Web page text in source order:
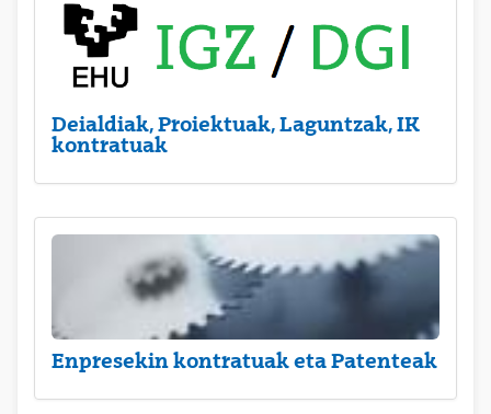
Deialdiak, Proiektuak, Laguntzak, IK
kontratuak
Enpresekin kontratuak eta Patenteak